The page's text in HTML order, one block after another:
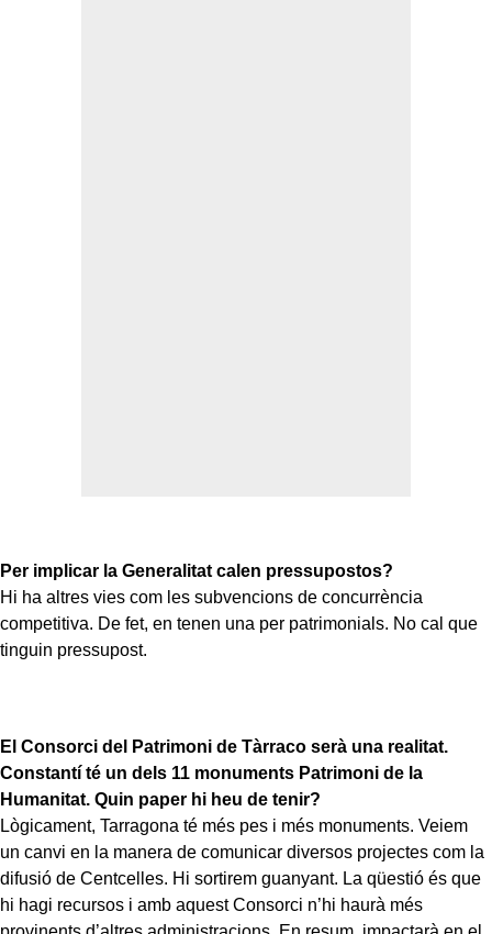
Per implicar la Generalitat calen pressupostos?
Hi ha altres vies com les subvencions de concurrència
competitiva. De fet, en tenen una per patrimonials. No cal que
tinguin pressupost.
El Consorci del Patrimoni de Tàrraco serà una realitat.
Constantí té un dels 11 monuments Patrimoni de la
Humanitat. Quin paper hi heu de tenir?
Lògicament, Tarragona té més pes i més monuments. Veiem
un canvi en la manera de comunicar diversos projectes com la
difusió de Centcelles. Hi sortirem guanyant. La qüestió és que
hi hagi recursos i amb aquest Consorci n’hi haurà més